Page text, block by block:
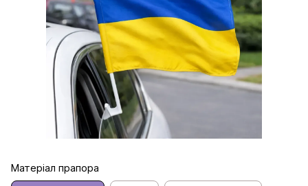
Матеріал прапора